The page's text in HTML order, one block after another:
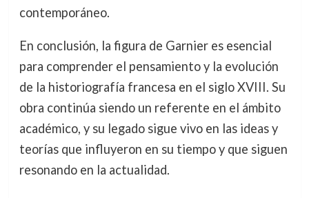
contemporáneo.
En conclusión, la figura de Garnier es esencial
para comprender el pensamiento y la evolución
de la historiografía francesa en el siglo XVIII. Su
obra continúa siendo un referente en el ámbito
académico, y su legado sigue vivo en las ideas y
teorías que influyeron en su tiempo y que siguen
resonando en la actualidad.